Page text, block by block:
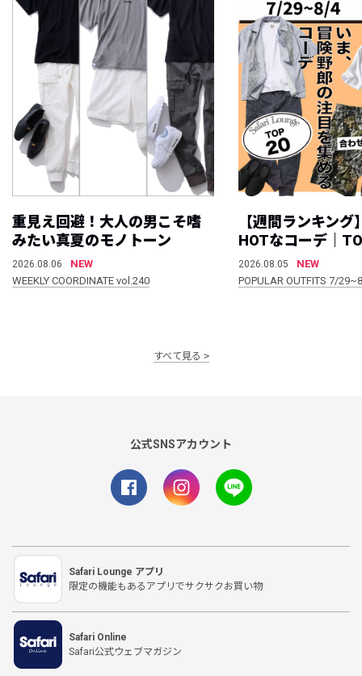
重見え回避！大人の男こそ嗜
みたい真夏のモノトーン
2026.08.06
NEW
WEEKLY COORDINATE vol.240
【週間ランキング
HOTなコーデ｜
2026.08.05
NEW
POPULAR OUTFITS 7/
すべて見る
公式SNSアカウント
Safari Lounge アプリ
限定の機能もあるアプリでサクサクお買い物
Safari Online
Safari公式ウェブマガジン